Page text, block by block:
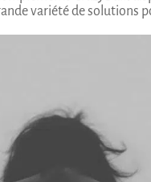
variété de solutions